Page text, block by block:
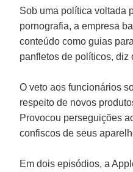
Sob uma política voltada
pornografia, a empresa
conteúdo como guias
panfletos de políticos, diz
O veto aos funcionários
respeito de novos
Provocou perseguições
confiscos de seus
Em dois episódios, a